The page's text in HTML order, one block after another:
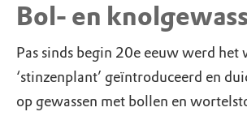
Bol- en
Pas sinds begin 20e eeuw werd het
‘stinzenplant’ geïntroduceerd en
op gewassen met bollen en